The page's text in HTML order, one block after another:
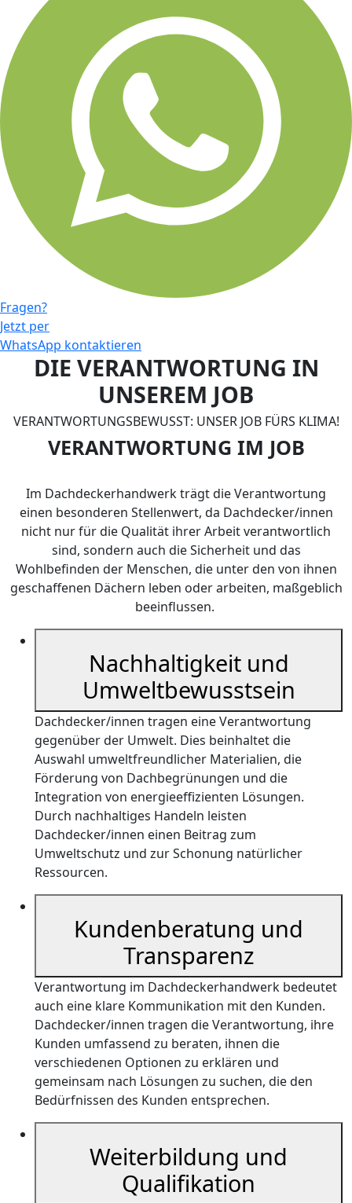
Fragen?
Jetzt per
WhatsApp kontaktieren
DIE VERANTWORTUNG IN
UNSEREM JOB
VERANTWORTUNGSBEWUSST: UNSER JOB FÜRS KLIMA!
VERANTWORTUNG IM JOB
Im Dachdeckerhandwerk trägt die Verantwortung
einen besonderen Stellenwert, da Dachdecker/innen
nicht nur für die Qualität ihrer Arbeit verantwortlich
sind, sondern auch die Sicherheit und das
Wohlbefinden der Menschen, die unter den von ihnen
geschaffenen Dächern leben oder arbeiten, maßgeblich
beeinflussen.
Nachhaltigkeit und
Umweltbewusstsein
Dachdecker/innen tragen eine Verantwortung
gegenüber der Umwelt. Dies beinhaltet die
Auswahl umweltfreundlicher Materialien, die
Förderung von Dachbegrünungen und die
Integration von energieeffizienten Lösungen.
Durch nachhaltiges Handeln leisten
Dachdecker/innen einen Beitrag zum
Umweltschutz und zur Schonung natürlicher
Ressourcen.
Kundenberatung und
Transparenz
Verantwortung im Dachdeckerhandwerk bedeutet
auch eine klare Kommunikation mit den Kunden.
Dachdecker/innen tragen die Verantwortung, ihre
Kunden umfassend zu beraten, ihnen die
verschiedenen Optionen zu erklären und
gemeinsam nach Lösungen zu suchen, die den
Bedürfnissen des Kunden entsprechen.
Weiterbildung und
Qualifikation